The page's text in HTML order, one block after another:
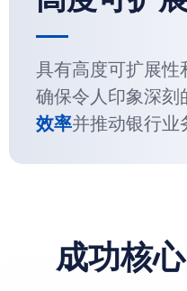
具有高度可扩展性
确保令人印象深刻
效率并推动银行业
成功核